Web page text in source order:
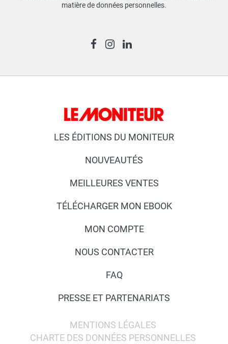
matière de données personnelles.
LES ÉDITIONS DU MONITEUR
NOUVEAUTÉS
MEILLEURES VENTES
TÉLÉCHARGER MON EBOOK
MON COMPTE
NOUS CONTACTER
FAQ
PRESSE ET PARTENARIATS
MENTIONS LÉGALES
CHARTE DES DONNÉES PERSONNELLES